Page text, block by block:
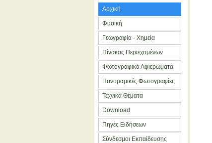
Αρχική
Φυσική
Γεωγραφία - Χημεία
Πίνακας Περιεχομένων
Φωτογραφικά Αφιερώματα
Πανοραμικές Φωτογραφίες
Τεχνικά Θέματα
Download
Πηγές Ειδήσεων
Σύνδεσμοι Εκπαίδευσης